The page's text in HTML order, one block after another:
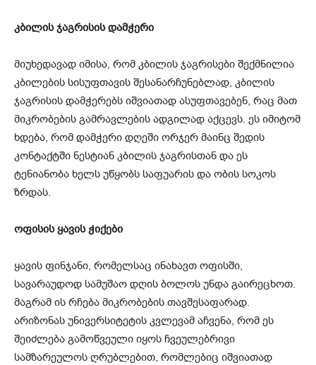
კბილის ჯაგრისის დამჭერი
მიუხედავად იმისა, რომ კბილის ჯაგრისები შექმნილია
კბილების სისუფთავის შესანარჩუნებლად, კბილის
ჯაგრისის დამჭერებს იშვიათად ასუფთავებენ, რაც მათ
მიკრობების გამრავლების ადგილად აქცევს. ეს იმიტომ
ხდება, რომ დამჭერი დღეში ორჯერ მაინც შედის
კონტაქტში ნესტიან კბილის ჯაგრისთან და ეს
ტენიანობა ხელს უწყობს საფუარის და ობის სოკოს
ზრდას.
ოფისის ყავის ჭიქები
ყავის ფინჯანი, რომელსაც ინახავთ ოფისში,
სავარაუდოდ სამუშაო დღის ბოლოს უნდა გაირეცხოთ.
მაგრამ ის რჩება მიკრობების თავშესაფარად.
არიზონას უნივერსიტეტის კვლევამ აჩვენა, რომ ეს
შეიძლება გამოწვეული იყოს ჩვეულებრივი
სამზარეულოს ღრუბლებით, რომლებიც იშვიათად